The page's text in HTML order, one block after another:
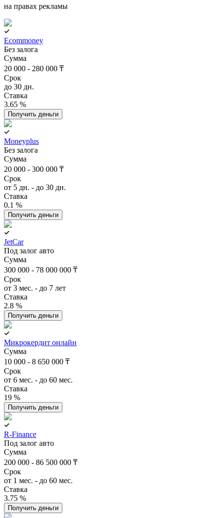
на правах рекламы
Ecommoney
Без залога
Сумма
20 000 - 280 000 ₸
Срок
до 30 дн.
Ставка
3.65 %
Получить деньги
Moneyplus
Без залога
Сумма
20 000 - 300 000 ₸
Срок
от 5 дн. - до 30 дн.
Ставка
0.1 %
Получить деньги
JetCar
Под залог авто
Сумма
300 000 - 78 000 000 ₸
Срок
от 3 мес. - до 7 лет
Ставка
2.8 %
Получить деньги
Микрокердит онлайн
Сумма
10 000 - 8 650 000 ₸
Срок
от 6 мес. - до 60 мес.
Ставка
19 %
Получить деньги
R-Finance
Под залог авто
Сумма
200 000 - 86 500 000 ₸
Срок
от 1 мес. - до 60 мес.
Ставка
3.75 %
Получить деньги